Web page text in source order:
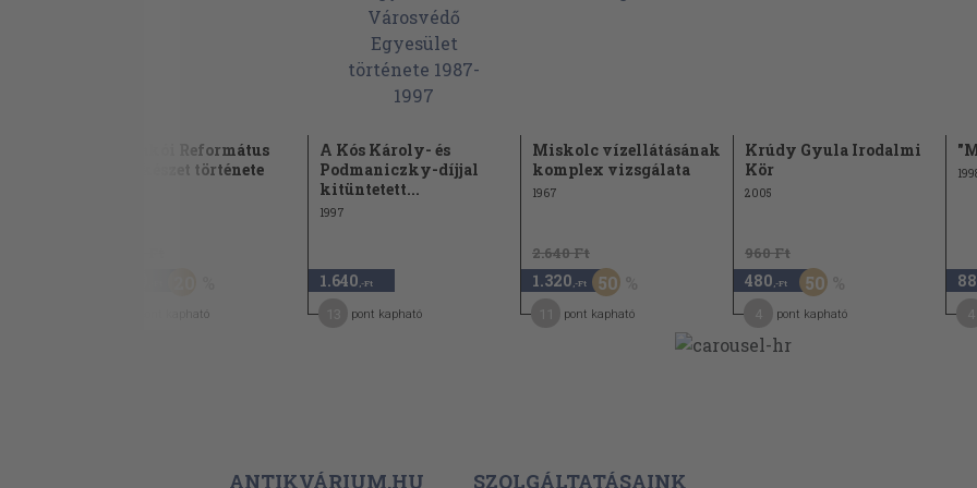
A Makói Református
Cserkészet története
pont kapható
A Kós Károly- és
Podmaniczky-díjjal
kitüntetett...
1997
1.640 ,-Ft
pont kapható
Miskolc vízellátásának
komplex vizsgálata
1967
2.640 Ft
1.320 ,-Ft 50
pont kapható
Krúdy Gyula Irodalmi
Kör
2005
960 Ft
480 ,-Ft 50
pont kapható
ANTIKVÁRIUM.HU SZOLGÁLTATÁSAINK